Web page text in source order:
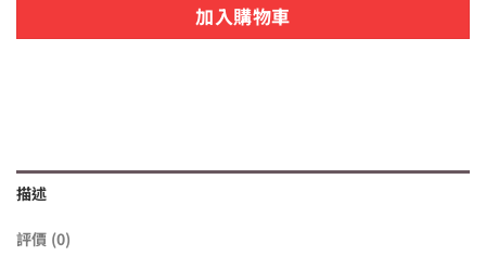
加入購物車
描述
評價 (0)